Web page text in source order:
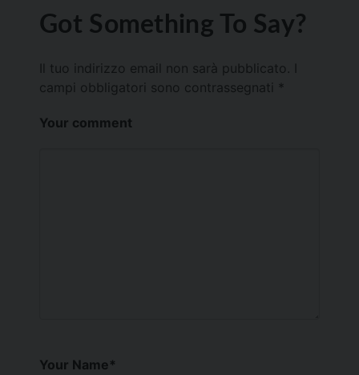
Got Something To Say?
Il tuo indirizzo email non sarà pubblicato.
campi obbligatori sono contrassegnati *
Your comment
Your Name*